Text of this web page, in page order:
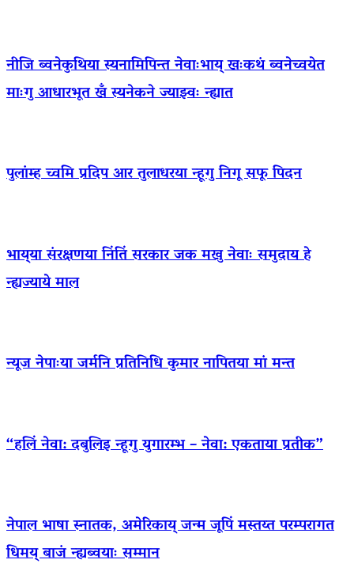
नीजि ब्वनेकुथिया स्यनामिपिन्त नेवाःभाय् खःकथं ब्वनेच्वयेत
माःगु आधारभूत खँ स्यनेकने ज्याझ्वः न्ह्यात
पुलांम्ह च्वमि प्रदिप आर तुलाधरया न्हूगु निगू सफू पिदन
भाय्‌या संरक्षणया निंतिं सरकार जक मखु नेवाः समुदाय हे
न्ह्यज्याये माल
न्यूज नेपाःया जर्मनि प्रतिनिधि कुमार नापितया मां मन्त
“हलिं नेवा: दबुलिइ न्हूगु युगारम्भ – नेवा: एकताया प्रतीक”
नेपाल भाषा स्नातक, अमेरिकाय् जन्म जूपिं मस्तय्त परम्परागत
धिमय् बाजं न्ह्यब्वयाः सम्मान